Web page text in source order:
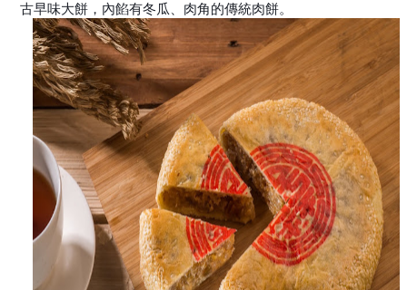
古早味大餅，內餡有冬瓜、肉角的傳統肉餅。